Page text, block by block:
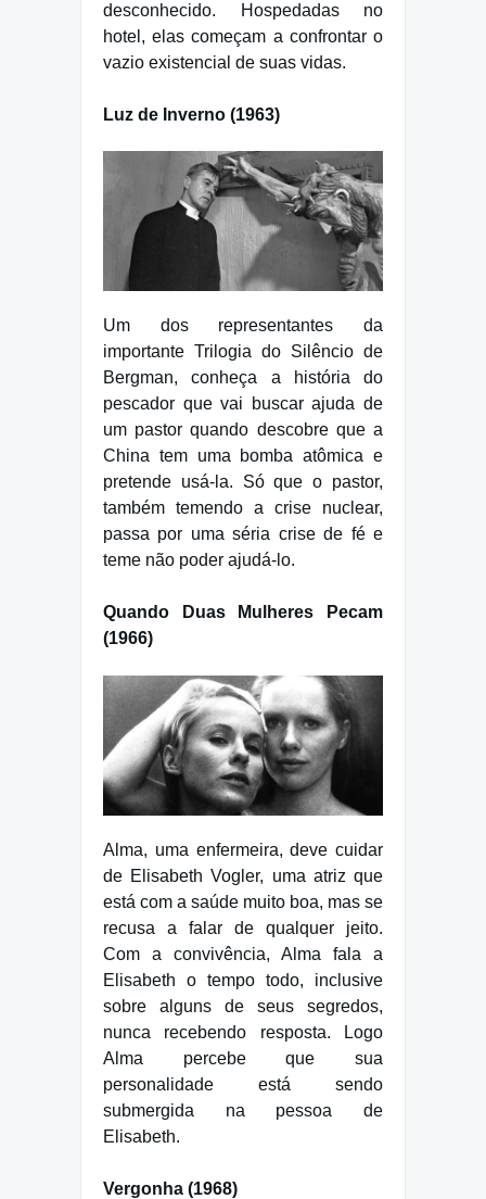
desconhecido. Hospedadas no
hotel, elas começam a confrontar o
vazio existencial de suas vidas.
Luz de Inverno (1963)
Um dos representantes da
importante Trilogia do Silêncio de
Bergman, conheça a história do
pescador que vai buscar ajuda de
um pastor quando descobre que a
China tem uma bomba atômica e
pretende usá-la. Só que o pastor,
também temendo a crise nuclear,
passa por uma séria crise de fé e
teme não poder ajudá-lo.
Quando Duas Mulheres Pecam
(1966)
Alma, uma enfermeira, deve cuidar
de Elisabeth Vogler, uma atriz que
está com a saúde muito boa, mas se
recusa a falar de qualquer jeito.
Com a convivência, Alma fala a
Elisabeth o tempo todo, inclusive
sobre alguns de seus segredos,
nunca recebendo resposta. Logo
Alma percebe que sua
personalidade está sendo
submergida na pessoa de
Elisabeth.
Vergonha (1968)